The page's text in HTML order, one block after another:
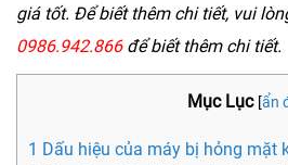
giá tốt. Để biết thêm chi tiết, vui
0986.942.866để biết thêm chi tiết.
Mục Lục [ẩn
1 Dấu hiệu của máy bị hỏng mặt